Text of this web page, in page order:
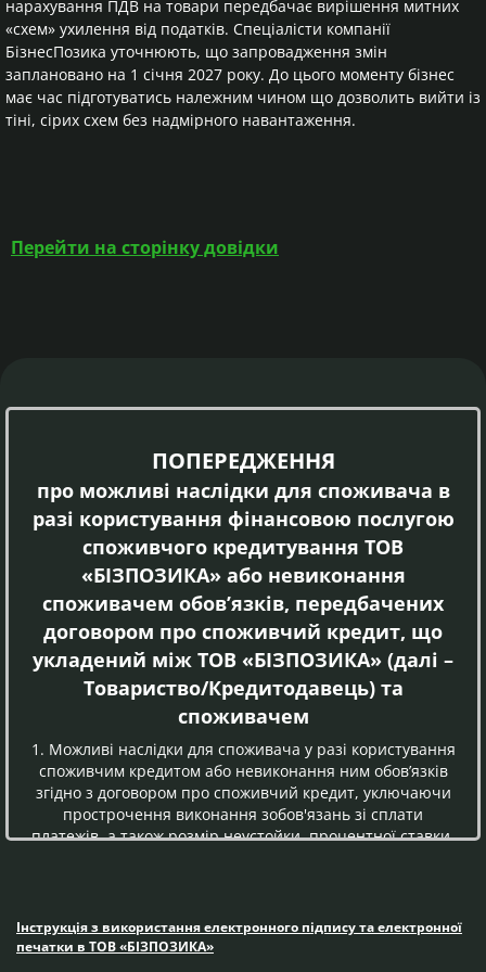
нарахування ПДВ на товари передбачає вирішення митних
«схем» ухилення від податків. Спеціалісти компанії
БізнесПозика уточнюють, що запровадження змін
заплановано на 1 січня 2027 року. До цього моменту бізнес
має час підготуватись належним чином що дозволить вийти із
тіні, сірих схем без надмірного навантаження.
Перейти на сторінку довідки
ПОПЕРЕДЖЕННЯ
про можливі наслідки для споживача в
разі користування фінансовою послугою
споживчого кредитування ТОВ
«БІЗПОЗИКА» або невиконання
споживачем обов’язків, передбачених
договором про споживчий кредит, що
укладений між ТОВ «БІЗПОЗИКА» (далі –
Товариство/Кредитодавець) та
споживачем
1. Можливі наслідки для споживача у разі користування
споживчим кредитом або невиконання ним обов’язків
згідно з договором про споживчий кредит, уключаючи
прострочення виконання зобов'язань зі сплати
платежів, а також розмір неустойки, процентної ставки,
1.1. Відповідальність за прострочення виконання
та/або невиконання умов договору:
Інструкція з використання електронного підпису та електронної
печатки в ТОВ «БІЗПОЗИКА»